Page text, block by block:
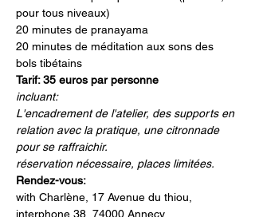
pour tous niveaux)
20 minutes de pranayama
20 minutes de méditation aux sons des
bols tibétains
Tarif: 35 euros par personne
incluant:
L'encadrement de l'atelier, des supports en
relation avec la pratique, une citronnade
pour se raffraichir.
réservation nécessaire, places limitées.
Rendez-vous:
with Charlène, 17 Avenue du thiou,
interphone 38, 74000 Annecy